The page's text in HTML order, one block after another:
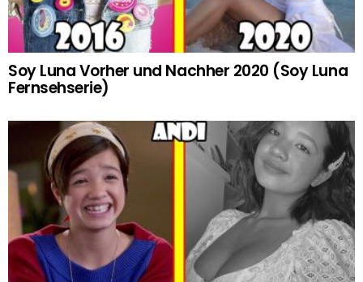
Soy Luna Vorher und Nachher 2020 (Soy Luna
Fernsehserie)